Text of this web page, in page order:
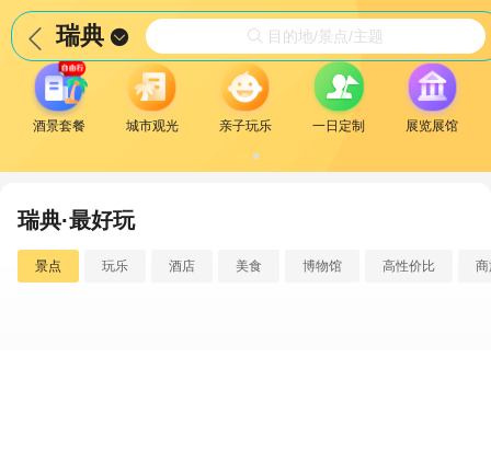
 瑞典   目的地/景点/主题
酒景套餐 城市观光 亲子玩乐 一日定制 展览展馆
瑞典·最好玩
景点 玩乐 酒店 美食 博物馆 高性价比